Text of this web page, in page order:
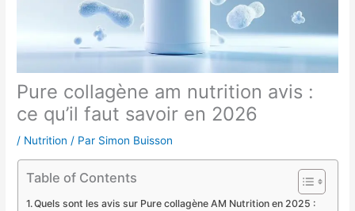
Pure collagène am nutrition avis :
ce qu’il faut savoir en 2026
/ Nutrition / Par Simon Buisson
Table of Contents
Quels sont les avis sur Pure collagène AM Nutrition en 2025 :